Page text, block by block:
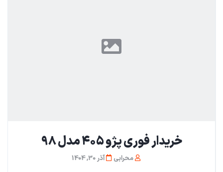
خریدار فوری پژو ۴۰۵ مدل ۹۸
محرابی آذر 30, 1404